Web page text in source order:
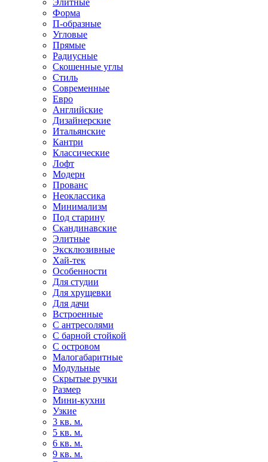
Элитные
Форма
П-образные
Угловые
Прямые
Радиусные
Скошенные углы
Стиль
Современные
Евро
Английские
Дизайнерские
Итальянские
Кантри
Классические
Лофт
Модерн
Прованс
Неоклассика
Минимализм
Под старину
Скандинавские
Элитные
Эксклюзивные
Хай-тек
Особенности
Для студии
Для хрущевки
Для дачи
Встроенные
С антресолями
С барной стойкой
С островом
Малогабаритные
Модульные
Скрытые ручки
Размер
Мини-кухни
Узкие
3 кв. м.
5 кв. м.
6 кв. м.
9 кв. м.